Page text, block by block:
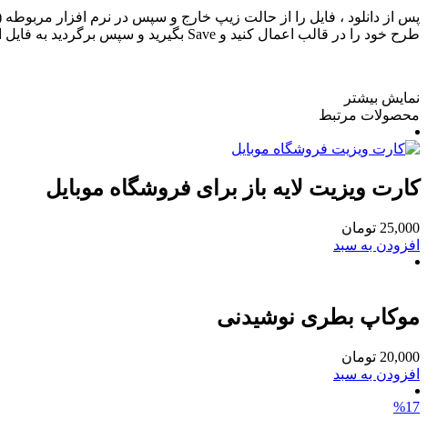
طرح خود را در قالب اعمال کنید و Save بگیرید و سپس برگردید به فایل اصلی میبینید تغییر انجام شده است و میتوانید خروجی از فایلتان بگیرید.
نمایش بیشتر
محصولات مرتبط
کارت ویزیت لایه باز برای فروشگاه موبایل
25,000 تومان
افزودن به سبد
موکاپ بطری نوشیدنی
20,000 تومان
افزودن به سبد
%17